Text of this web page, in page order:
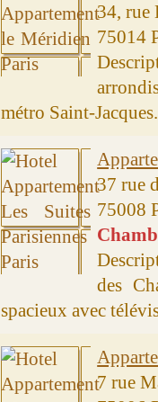
34, rue
75014
métro Saint-
37 rue
75008
des
spacieux avec
7 rue